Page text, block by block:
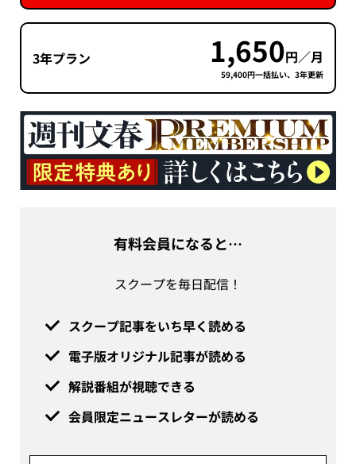
3年プラン 1,650円／月
59,400円一括払い、3年更新
有料会員になると…
スクープを毎日配信！
スクープ記事をいち早く読める
電子版オリジナル記事が読める
解説番組が視聴できる
会員限定ニュースレターが読める